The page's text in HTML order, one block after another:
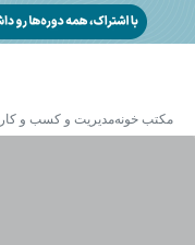
مکتب خونهمدیریت و کسب و کار